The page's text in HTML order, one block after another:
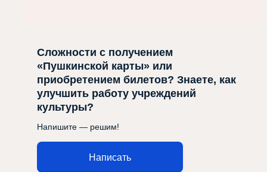
Сложности с получением
«Пушкинской карты» или
приобретением билетов? Знаете, как
улучшить работу учреждений
культуры?
Напишите — решим!
Написать